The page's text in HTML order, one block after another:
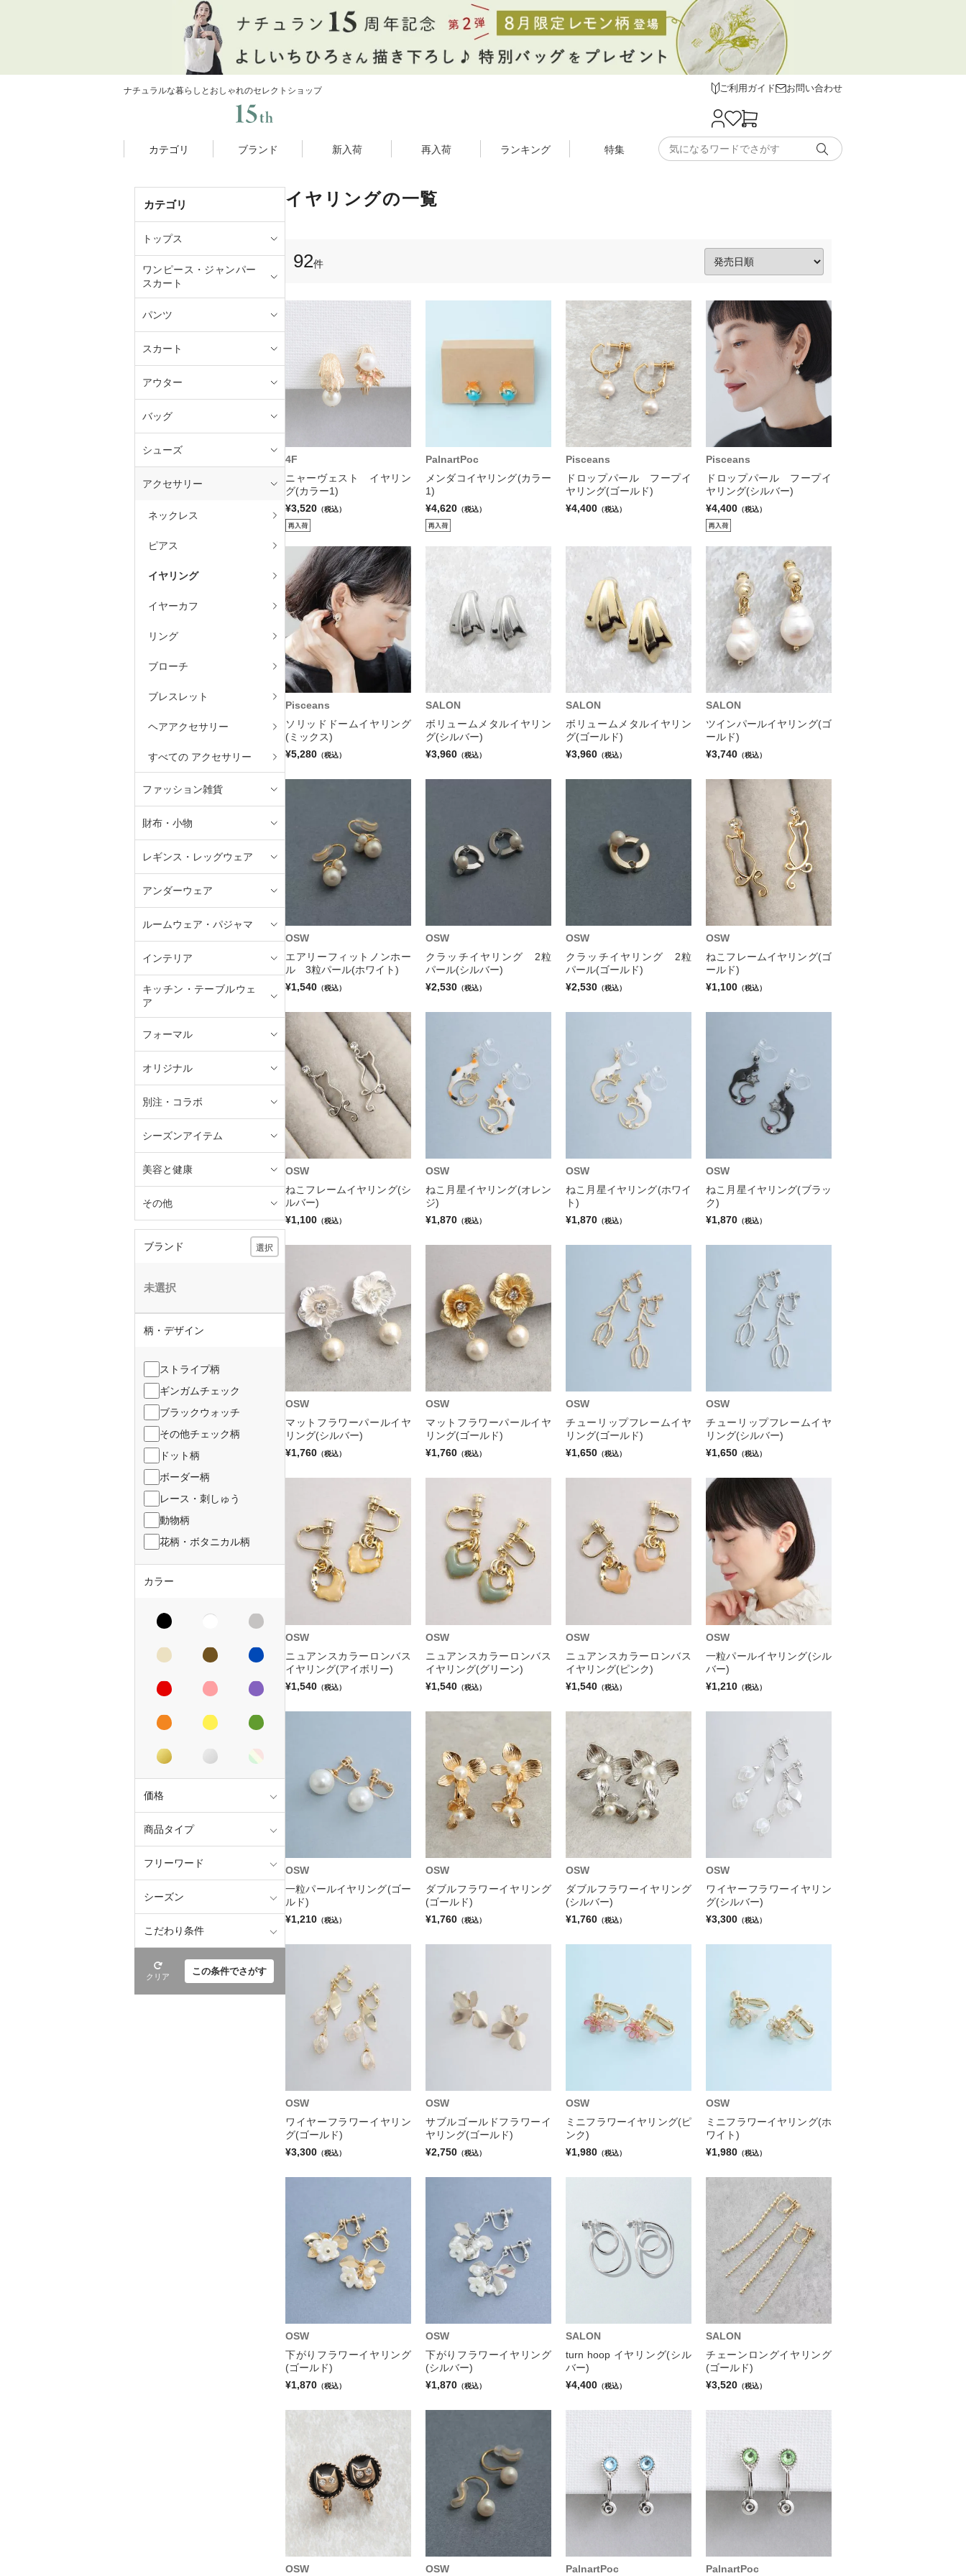
ナチュラルな暮らしとおしゃれのセレクトショップ ご利用ガイド お問い合わせ
カテゴリ ブランド 新入荷 再入荷 ランキング 特集
カテゴリ
トップス
ワンピース・ジャンパー
スカート
パンツ
スカート
アウター
バッグ
シューズ
アクセサリー
ネックレス
ピアス
イヤリング
イヤーカフ
リング
ブローチ
ブレスレット
ヘアアクセサリー
すべての アクセサリー
ファッション雑貨
財布・小物
レギンス・レッグウェア
アンダーウェア
ルームウェア・パジャマ
インテリア
キッチン・テーブルウェ
ア
フォーマル
オリジナル
別注・コラボ
シーズンアイテム
美容と健康
その他
ブランド 選択
未選択
柄・デザイン
ストライプ柄
ギンガムチェック
ブラックウォッチ
その他チェック柄
ドット柄
ボーダー柄
レース・刺しゅう
動物柄
花柄・ボタニカル柄
カラー
価格
商品タイプ
フリーワード
シーズン
こだわり条件
クリア この条件でさがす
イヤリングの一覧
92件
4F
ニャーヴェスト イヤリン
グ(カラー1)
¥3,520 （税込）
PalnartPoc
メンダコイヤリング(カラー
1)
¥4,620 （税込）
Pisceans
ドロップパール フープイ
ヤリング(ゴールド)
¥4,400 （税込）
Pisceans
ドロップパール フープイ
ヤリング(シルバー)
¥4,400 （税込）
Pisceans
ソリッドドームイヤリング
(ミックス)
¥5,280 （税込）
SALON
ボリュームメタルイヤリン
グ(シルバー)
¥3,960 （税込）
SALON
ボリュームメタルイヤリン
グ(ゴールド)
¥3,960 （税込）
SALON
ツインパールイヤリング(ゴ
ールド)
¥3,740 （税込）
OSW
エアリーフィットノンホー
ル 3粒パール(ホワイト)
¥1,540 （税込）
OSW
クラッチイヤリング 2粒
パール(シルバー)
¥2,530 （税込）
OSW
クラッチイヤリング 2粒
パール(ゴールド)
¥2,530 （税込）
OSW
ねこフレームイヤリング(ゴ
ールド)
¥1,100 （税込）
OSW
ねこフレームイヤリング(シ
ルバー)
¥1,100 （税込）
OSW
ねこ月星イヤリング(オレン
ジ)
¥1,870 （税込）
OSW
ねこ月星イヤリング(ホワイ
ト)
¥1,870 （税込）
OSW
ねこ月星イヤリング(ブラッ
ク)
¥1,870 （税込）
OSW
マットフラワーパールイヤ
リング(シルバー)
¥1,760 （税込）
OSW
マットフラワーパールイヤ
リング(ゴールド)
¥1,760 （税込）
OSW
チューリップフレームイヤ
リング(ゴールド)
¥1,650 （税込）
OSW
チューリップフレームイヤ
リング(シルバー)
¥1,650 （税込）
OSW
ニュアンスカラーロンバス
イヤリング(アイボリー)
¥1,540 （税込）
OSW
ニュアンスカラーロンバス
イヤリング(グリーン)
¥1,540 （税込）
OSW
ニュアンスカラーロンバス
イヤリング(ピンク)
¥1,540 （税込）
OSW
一粒パールイヤリング(シル
バー)
¥1,210 （税込）
OSW
一粒パールイヤリング(ゴー
ルド)
¥1,210 （税込）
OSW
ダブルフラワーイヤリング
(ゴールド)
¥1,760 （税込）
OSW
ダブルフラワーイヤリング
(シルバー)
¥1,760 （税込）
OSW
ワイヤーフラワーイヤリン
グ(シルバー)
¥3,300 （税込）
OSW
ワイヤーフラワーイヤリン
グ(ゴールド)
¥3,300 （税込）
OSW
サブルゴールドフラワーイ
ヤリング(ゴールド)
¥2,750 （税込）
OSW
ミニフラワーイヤリング(ピ
ンク)
¥1,980 （税込）
OSW
ミニフラワーイヤリング(ホ
ワイト)
¥1,980 （税込）
OSW
下がりフラワーイヤリング
(ゴールド)
¥1,870 （税込）
OSW
下がりフラワーイヤリング
(シルバー)
¥1,870 （税込）
SALON
turn hoop イヤリング(シル
バー)
¥4,400 （税込）
SALON
チェーンロングイヤリング
(ゴールド)
¥3,520 （税込）
OSW OSW PalnartPoc PalnartPoc